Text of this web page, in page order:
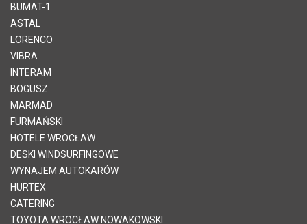
BUMAT-1
ASTAL
LORENCO
VIBRA
INTERAM
BOGUSZ
MARMAD
FURMAŃSKI
HOTELE WROCŁAW
DESKI WINDSURFINGOWE
WYNAJEM AUTOKARÓW
HURTEX
CATERING
TOYOTA WROCŁAW NOWAKOWSKI